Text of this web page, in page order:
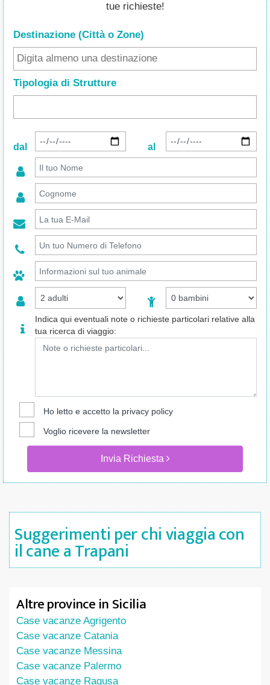
tue richieste!
Destinazione (Città o Zone)
Tipologia di Strutture
dal al
Indica qui eventuali note o richieste particolari relative alla
tua ricerca di viaggio:
Ho letto e accetto la privacy policy
Voglio ricevere la newsletter
Invia Richiesta
Suggerimenti per chi viaggia con
il cane a Trapani
Altre province in Sicilia
Case vacanze Agrigento
Case vacanze Catania
Case vacanze Messina
Case vacanze Palermo
Case vacanze Ragusa